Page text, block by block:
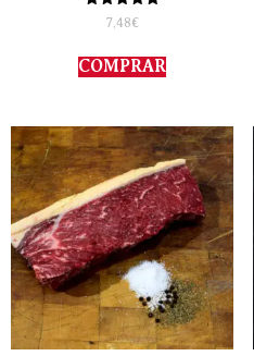
Valorado
con
de 5
7,48€
COMPRAR